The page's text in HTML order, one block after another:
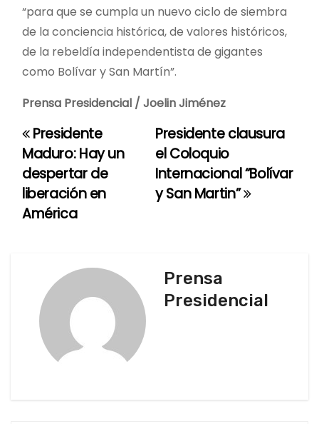
“para que se cumpla un nuevo ciclo de siembra
de la conciencia histórica, de valores históricos,
de la rebeldía independentista de gigantes
como Bolívar y San Martín”.
Prensa Presidencial / Joelin Jiménez
N
a
v
Presidente clausura
el Coloquio
Internacional “Bolívar
y San Martin”
Presidente
Maduro: Hay un
despertar de
liberación en
América
Prensa
Presidencial